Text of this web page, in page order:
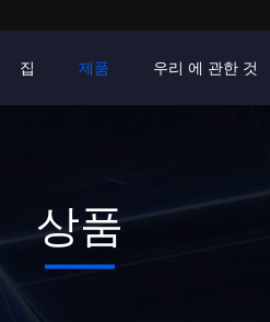
집 제품 우리 에 관한 것
상품